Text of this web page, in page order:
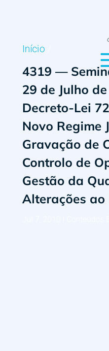
Início
4319 —
29 de Julho
Decreto-Lei
Novo Regime
Gravação de
Controlo de
Gestão da
Alterações ao